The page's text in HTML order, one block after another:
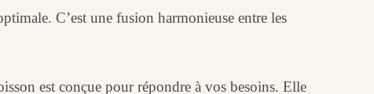
C’est une fusion harmonieuse entre les
est conçue pour répondre à vos besoins. Elle